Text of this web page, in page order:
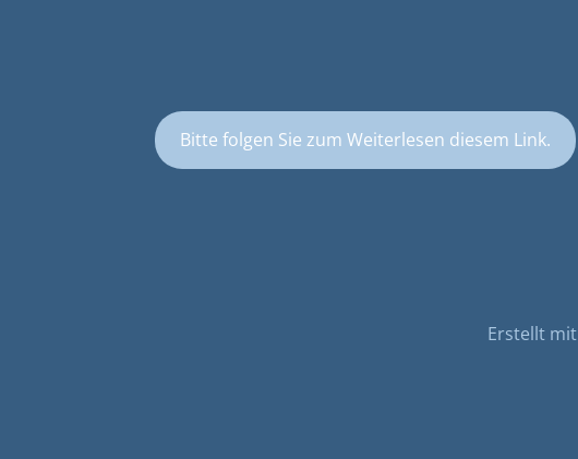
Bitte folgen Sie zum Weiterlesen diesem Link.
Erstellt mit